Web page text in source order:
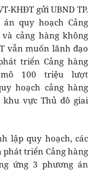
KHĐT gửi UBND TP.
quy hoạch Cảng
cảng hàng không
vẫn muốn lãnh đạo
triển Cảng hàng
100 triệu lượt
hoạch cảng hàng
vực Thủ đô giai
lập quy hoạch, các
triển Cảng hàng
ứng 3 phương án